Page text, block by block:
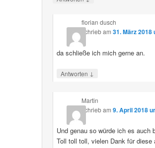
florian dusch
schriebam 31. März 2018
da schließe ich mich gerne an.
Antworten ↓
Martin
schriebam 9. April 2018
Und genau so würde ich es auch
Toll toll toll, vielen Dank für diese